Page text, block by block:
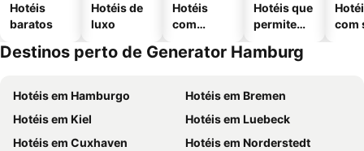
Hotéis
baratos
Hotéis de
luxo
Hotéis
com
Hotéis que
permitem
com
Destinos perto de Generator Hamburg
Hotéis em Hamburgo
Hotéis em Bremen
Hotéis em Kiel
Hotéis em Luebeck
Hotéis em Cuxhaven
Hotéis em Norderstedt